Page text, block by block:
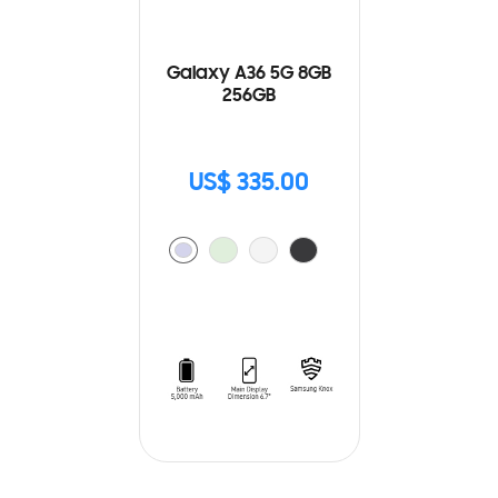
Galaxy A36 5G 8GB
256GB
US$ 335.00